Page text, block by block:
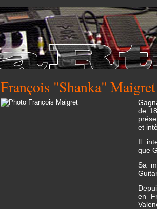
François "Shanka" Maigret
de
et
Il
que
Sa
en